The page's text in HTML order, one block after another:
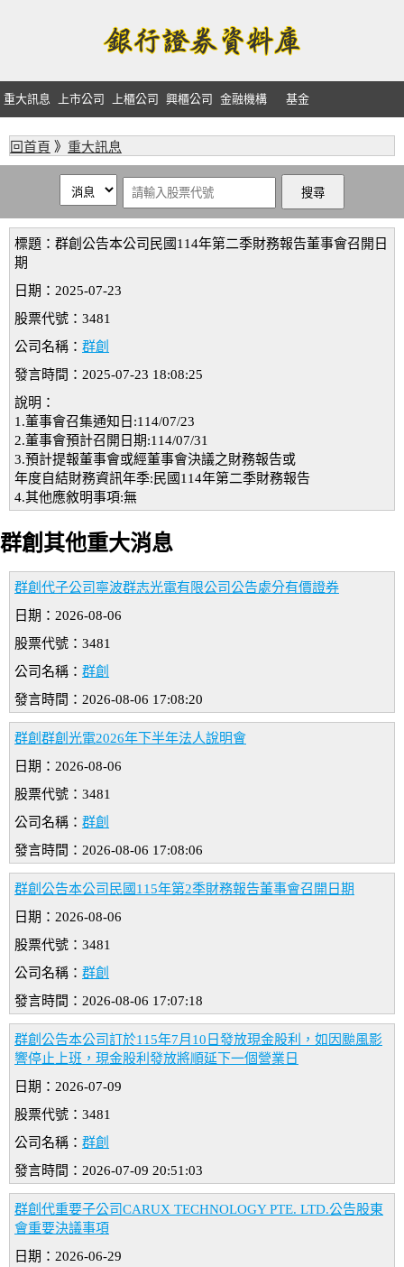
重大訊息 上市公司 上櫃公司 興櫃公司 金融機構 基金
回首頁 》 重大訊息
標題：群創公告本公司民國114年第二季財務報告董事會召開日
期
日期：2025-07-23
股票代號：3481
公司名稱： 群創
發言時間：2025-07-23 18:08:25
說明：
1.董事會召集通知日:114/07/23
2.董事會預計召開日期:114/07/31
3.預計提報董事會或經董事會決議之財務報告或
年度自結財務資訊年季:民國114年第二季財務報告
4.其他應敘明事項:無
群創其他重大消息
群創代子公司寧波群志光電有限公司公告處分有價證券
日期：2026-08-06
股票代號：3481
公司名稱： 群創
發言時間：2026-08-06 17:08:20
群創群創光電2026年下半年法人說明會
日期：2026-08-06
股票代號：3481
公司名稱： 群創
發言時間：2026-08-06 17:08:06
群創公告本公司民國115年第2季財務報告董事會召開日期
日期：2026-08-06
股票代號：3481
公司名稱： 群創
發言時間：2026-08-06 17:07:18
群創公告本公司訂於115年7月10日發放現金股利，如因颱風影
響停止上班，現金股利發放將順延下一個營業日
日期：2026-07-09
股票代號：3481
公司名稱： 群創
發言時間：2026-07-09 20:51:03
群創代重要子公司CARUX TECHNOLOGY PTE. LTD.公告股東
會重要決議事項
日期：2026-06-29